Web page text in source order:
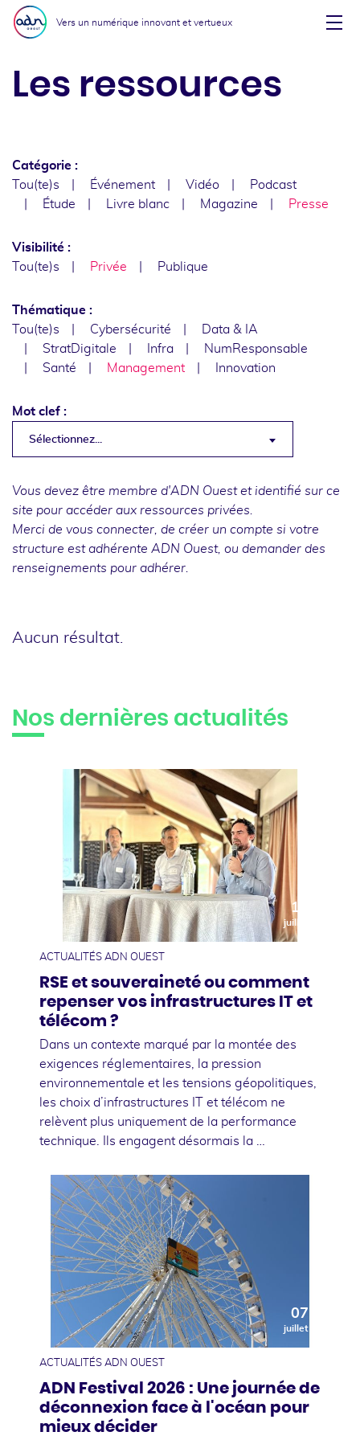
Aller au menu
Aller au contenu
Vers un numérique innovant et vertueux
Les ressources
Catégorie :
Tou(te)s
Événement Vidéo
Podcast
Étude
Livre blanc Magazine Presse
Visibilité :
Tou(te)s
Privée Publique
Thématique :
Tou(te)s
Cybersécurité
Data & IA
StratDigitale
Infra
NumResponsable
Santé
Management Innovation
Mot clef :
Sélectionnez...
Vous devez être membre d'ADN Ouest et identifié sur ce
site pour accéder aux ressources privées.
Merci de vous connecter , de créer un compte si votre
structure est adhérente ADN Ouest, ou demander des
renseignements pour adhérer.
Aucun résultat.
Nos dernières actualités
10
juillet
ACTUALITÉS ADN OUEST
RSE et souveraineté ou comment
repenser vos infrastructures IT et
télécom ?
Dans un contexte marqué par la montée des
exigences réglementaires, la pression
environnementale et les tensions géopolitiques,
les choix d’infrastructures IT et télécom ne
relèvent plus uniquement de la performance
technique. Ils engagent désormais la …
07
juillet
ACTUALITÉS ADN OUEST
ADN Festival 2026 : Une journée de
déconnexion face à l'océan pour
mieux décider